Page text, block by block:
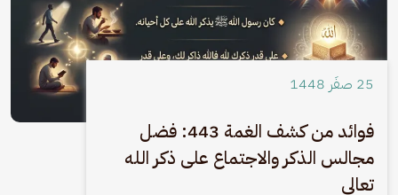
25 صفَر 1448
فوائد من كشف الغمة 443: فضل
مجالس الذكر والاجتماع على ذكر الله
تعالى